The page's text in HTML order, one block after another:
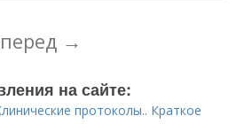
→
на сайте:
протоколы.. Краткое